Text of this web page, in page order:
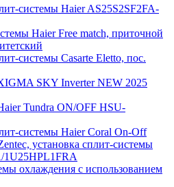
системы Haier AS25S2SF2FA-
Haier Free match, приточной
системы Casarte Eletto, пос.
SKY Inverter NEW 2025
Tundra ON/OFF HSU-
системы Haier Coral On-Off
установка сплит-системы
1U25HPL1FRA
охлаждения с использованием